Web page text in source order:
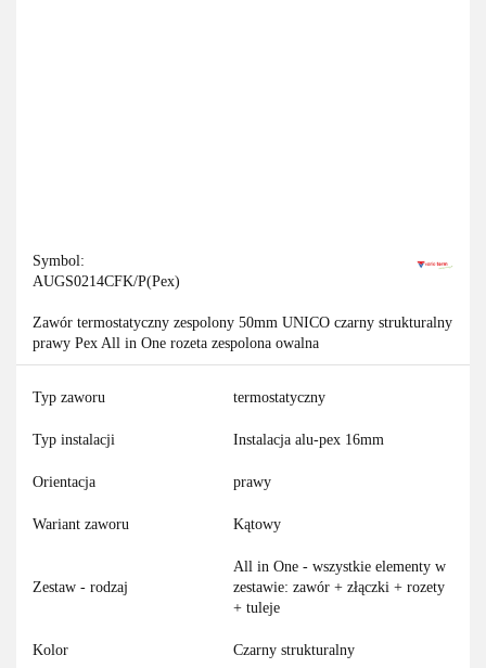
Symbol:
AUGS0214CFK/P(Pex)
Zawór termostatyczny zespolony 50mm UNICO czarny strukturalny
prawy Pex All in One rozeta zespolona owalna
Typ zaworu termostatyczny
Typ instalacji Instalacja alu-pex 16mm
Orientacja prawy
Wariant zaworu Kątowy
Zestaw - rodzaj
All in One - wszystkie elementy w
zestawie: zawór + złączki + rozety
+ tuleje
Kolor Czarny strukturalny